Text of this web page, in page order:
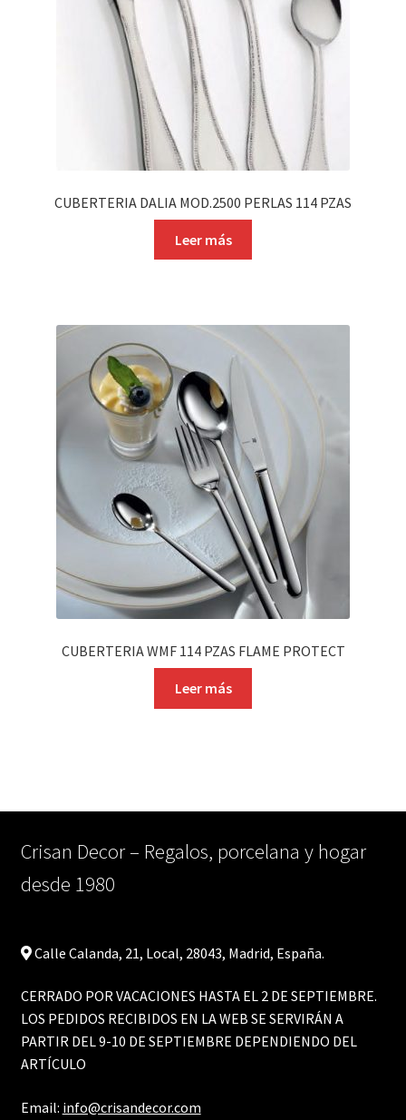
CUBERTERIA DALIA MOD.2500 PERLAS 114 PZAS
Leer más
CUBERTERIA WMF 114 PZAS FLAME PROTECT
Leer más
Crisan Decor – Regalos, porcelana y hogar
desde 1980
Calle Calanda, 21, Local, 28043, Madrid, España.
CERRADO POR VACACIONES HASTA EL 2 DE SEPTIEMBRE.
LOS PEDIDOS RECIBIDOS EN LA WEB SE SERVIRÁN A
PARTIR DEL 9-10 DE SEPTIEMBRE DEPENDIENDO DEL
ARTÍCULO
Email: info@crisandecor.com